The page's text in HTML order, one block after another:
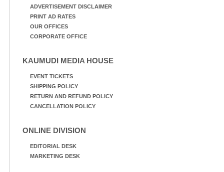
ADVERTISEMENT DISCLAIMER
PRINT AD RATES
OUR OFFICES
CORPORATE OFFICE
KAUMUDI MEDIA HOUSE
EVENT TICKETS
SHIPPING POLICY
RETURN AND REFUND POLICY
CANCELLATION POLICY
ONLINE DIVISION
EDITORIAL DESK
MARKETING DESK